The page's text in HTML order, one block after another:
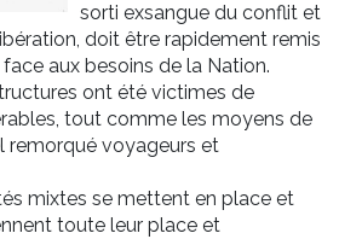
sorti exsangue du conflit et
doit être rapidement remis
aux besoins de la Nation.
ont été victimes de
tout comme les moyens de
remorqué voyageurs et
mixtes se mettent en place et
toute leur place et